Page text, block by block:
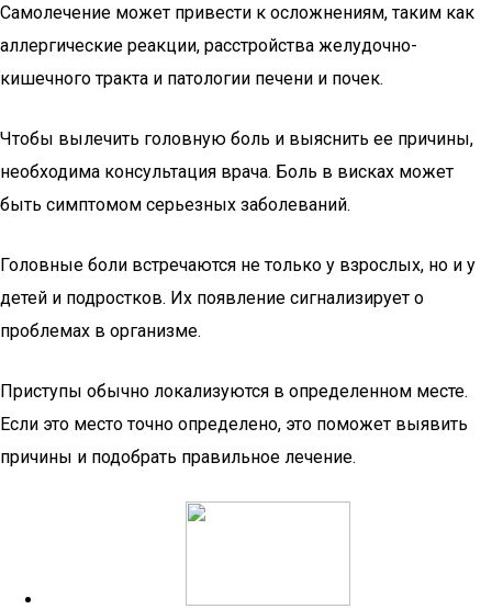
Самолечение может привести к осложнениям, таким как
аллергические реакции, расстройства желудочно-
кишечного тракта и патологии печени и почек.
Чтобы вылечить головную боль и выяснить ее причины,
необходима консультация врача. Боль в висках может
быть симптомом серьезных заболеваний.
Головные боли встречаются не только у взрослых, но и у
детей и подростков. Их появление сигнализирует о
проблемах в организме.
Приступы обычно локализуются в определенном месте.
Если это место точно определено, это поможет выявить
причины и подобрать правильное лечение.